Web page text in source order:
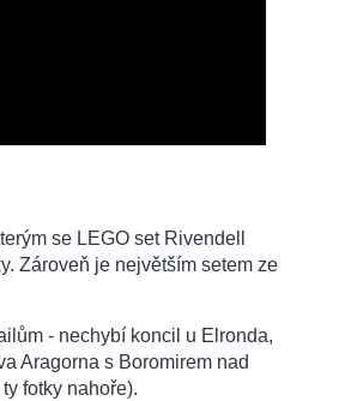
se LEGO set Rivendell
Zároveň je největším setem ze
- nechybí koncil u Elronda,
Aragorna s Boromirem nad
fotky nahoře).